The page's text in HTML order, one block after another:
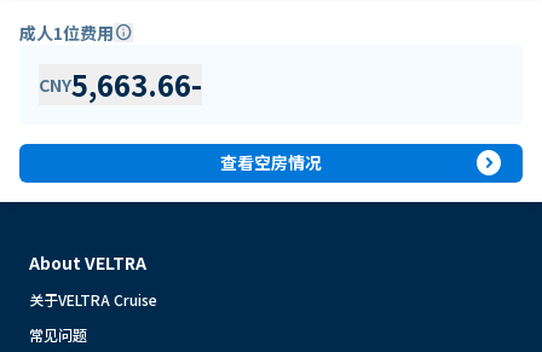
成人1位费用info
CNY5,663.66-
查看空房情况 expand_circle_right
About VELTRA
关于VELTRA Cruise
常见问题